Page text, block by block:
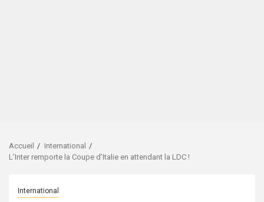
Accueil
International
L’Inter remporte la Coupe d’Italie en attendant la LDC !
International